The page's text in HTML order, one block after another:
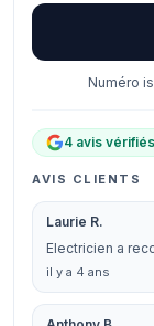
Numéro
4 avis
AVIS CLIENTS
Laurie R.
Electricien a
il y a 4 ans